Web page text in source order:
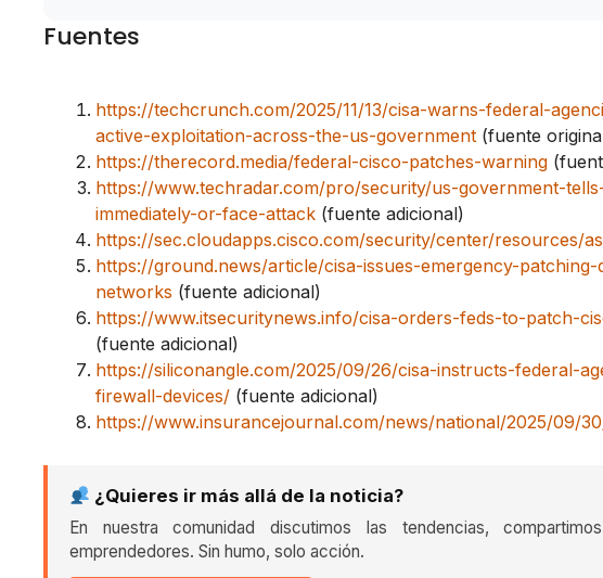
Fuentes
https://techcrunch.com/2025/11/13/cisa-warns-federal-
active-exploitation-across-the-us-government (fuente
https://therecord.media/federal-cisco-patches-warning
https://www.techradar.com/pro/security/us-government-
immediately-or-face-attack (fuente adicional)
https://sec.cloudapps.cisco.com/security/center/resources/
https://ground.news/article/cisa-issues-emergency-
networks (fuente adicional)
https://www.itsecuritynews.info/cisa-orders-feds-to-patch-
(fuente adicional)
https://siliconangle.com/2025/09/26/cisa-instructs-federal-
firewall-devices/ (fuente adicional)
https://www.insurancejournal.com/news/national/2025/09/
¿Quieres ir más allá de la noticia?
En nuestra comunidad discutimos las tendencias,
emprendedores. Sin humo, solo acción.